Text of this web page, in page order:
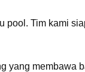
pool. Tim kami
yang membawa